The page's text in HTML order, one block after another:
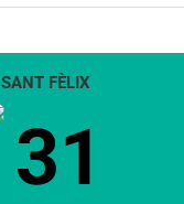
SANT FÈLIX
31